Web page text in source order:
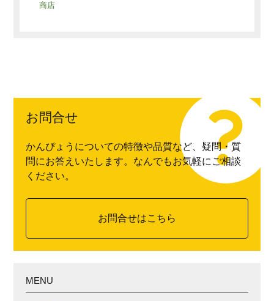
商店
お問合せ
かんぴょうについての特徴や品質など、疑問・質
問にお答えいたします。なんでもお気軽にご相談
ください。
お問合せはこちら
MENU